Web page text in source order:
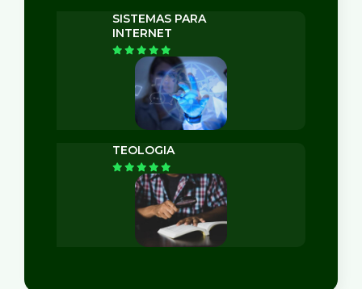
TEOLOGIA
SISTEMAS PARA
INTERNET